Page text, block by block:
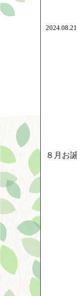
2024.08.21
８月お